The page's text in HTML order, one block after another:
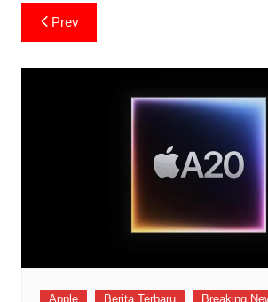
Post
navigation
Prev
Apple Berita Terbaru Breaking